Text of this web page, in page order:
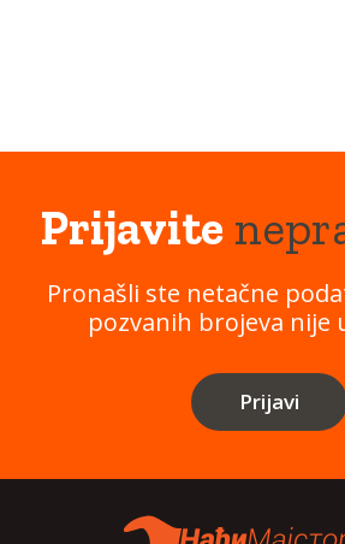
Prijavite
Pronašli ste netačne
pozvanih brojeva nije
Prijavi